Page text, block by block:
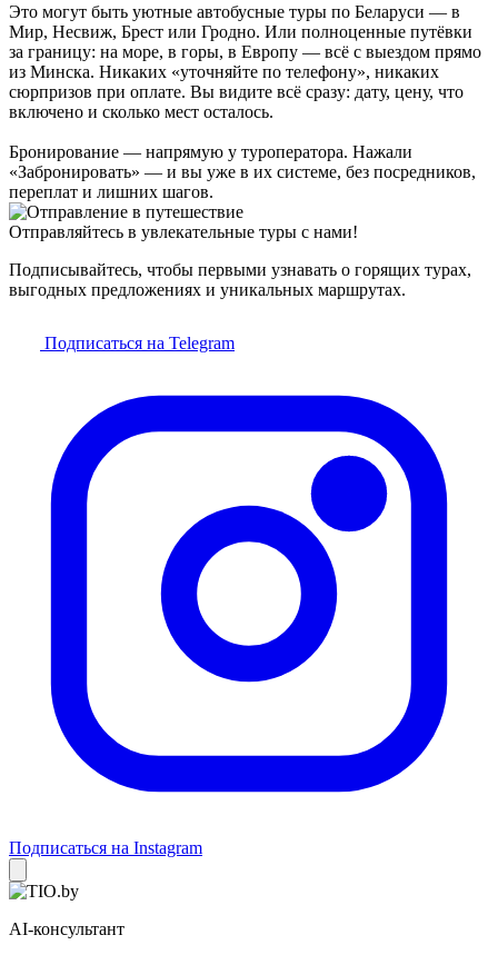
Это могут быть уютные автобусные туры по Беларуси — в
Мир, Несвиж, Брест или Гродно. Или полноценные путёвки
за границу: на море, в горы, в Европу — всё с выездом прямо
из Минска. Никаких «уточняйте по телефону», никаких
сюрпризов при оплате. Вы видите всё сразу: дату, цену, что
включено и сколько мест осталось.
Бронирование — напрямую у туроператора. Нажали
«Забронировать» — и вы уже в их системе, без посредников,
переплат и лишних шагов.
Отправляйтесь в увлекательные туры с нами!
Подписывайтесь, чтобы первыми узнавать о горящих турах,
выгодных предложениях и уникальных маршрутах.
Подписаться на Telegram
Подписаться на Instagram
AI-консультант